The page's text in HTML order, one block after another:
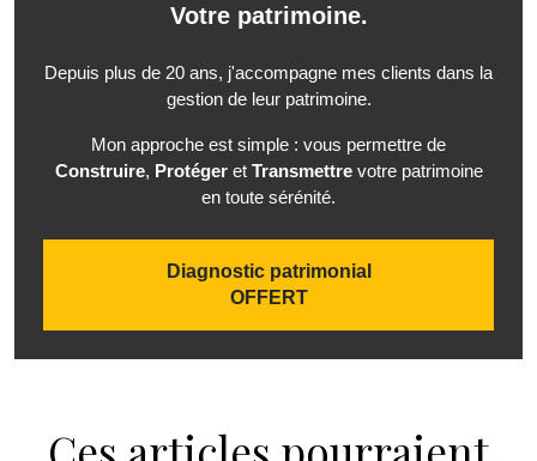
Votre patrimoine.
Depuis plus de 20 ans, j'accompagne mes clients dans la
gestion de leur patrimoine.
Mon approche est simple : vous permettre de
Construire, Protégeret Transmettrevotre patrimoine
en toute sérénité.
Diagnostic patrimonial
OFFERT